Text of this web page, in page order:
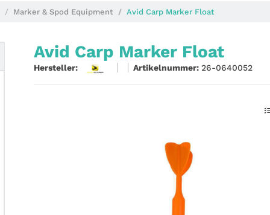
Marker & Spod Equipment Avid Carp Marker Float
Avid Carp Marker Float
Hersteller: Artikelnummer: 26-0640052